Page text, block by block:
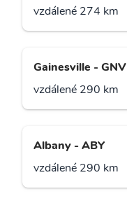
vzdálené 274 km
Gainesville - GNV
vzdálené 290 km
Albany - ABY
vzdálené 290 km